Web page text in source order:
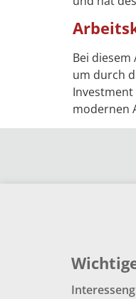
Bei
um durch
modernen